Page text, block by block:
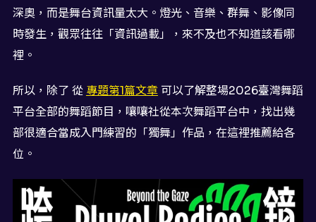
深奧，而是舞台資訊量太大。燈光、音樂、群舞、影像同
時發生，觀眾往往「資訊過載」，來不及也不知道該看哪
裡。
所以，除了 從 專題第1篇文章可以了解整場2026臺灣舞蹈
平台全部的舞蹈節目，嚷嚷社從本次舞蹈平台中，找出幾
部很適合當成入門練習的「獨舞」作品，在這裡推薦給各
位。